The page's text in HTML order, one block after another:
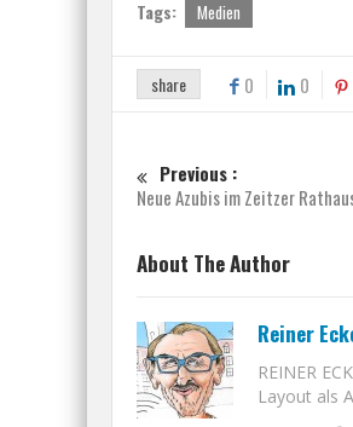
Tags: Medien
share 0 0
Previous :
Neue Azubis im Zeitzer
About The Author
Reiner
REINER
Layout als